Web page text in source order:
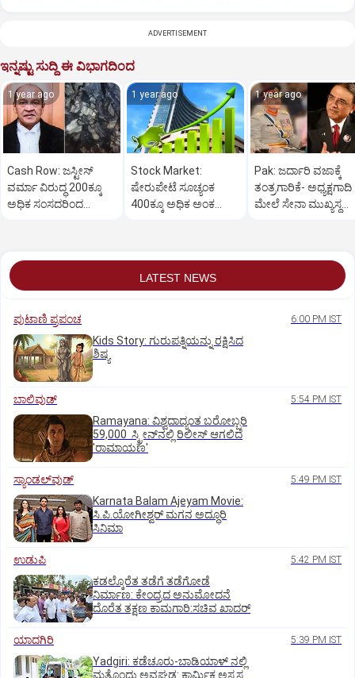
ADVERTISEMENT
ಇನ್ನಷ್ಟು ಸುದ್ದಿ ಈ ವಿಭಾಗದಿಂದ
1 year ago
Cash Row: ಜಸ್ಟೀಸ್‌
ವರ್ಮಾ ವಿರುದ್ಧ 200ಕ್ಕೂ
ಅಧಿಕ ಸಂಸದರಿಂದ
1 year ago
Stock Market:
ಷೇರುಪೇಟೆ ಸೂಚ್ಯಂಕ
400ಕ್ಕೂ ಅಧಿಕ ಅಂಕ
1 year ago
Pak: ಜರ್ದಾರಿ ವಜಾಕ್ಕೆ
ತಂತ್ರಗಾರಿಕೆ- ಅಧ್ಯಕ್ಷಗಾದಿ
ಮೇಲೆ ಸೇನಾ ಮುಖ್ಯಸ್ಥ
LATEST NEWS
ಪುಟಾಣಿ ಪ್ರಪಂಚ 6:00 PM IST
Kids Story: ಗುರುಪತ್ನಿಯನ್ನು ರಕ್ಷಿಸಿದ
ಶಿಷ್ಯ
ಬಾಲಿವುಡ್‌ 5:54 PM IST
Ramayana: ವಿಶ್ವದಾದ್ಯಂತ ಬರೋಬ್ಬರಿ
59,000 ಸ್ಕ್ರೀನ್‌ನಲ್ಲಿ ರಿಲೀಸ್‌ ಆಗಲಿದೆ
'ರಾಮಾಯಣ'
ಸ್ಯಾಂಡಲ್‌ವುಡ್‌ 5:49 PM IST
Karnata Balam Ajeyam Movie:
ಸಿ.ಪಿ.ಯೋಗೀಶ್ವರ್‌ ಮಗನ ಅದ್ಧೂರಿ
ಸಿನಿಮಾ
ಉಡುಪಿ 5:42 PM IST
ಕಡಲ್ಕೊರೆತ ತಡೆಗೆ ತಡೆಗೋಡೆ
ನಿರ್ಮಾಣ: ಕೇಂದ್ರದ ಅನುಮೋದನೆ
ದೊರೆತ ತಕ್ಷಣ ಕಾಮಗಾರಿ:ಸಚಿವ ಖಾದರ್
ಯಾದಗಿರಿ 5:39 PM IST
Yadgiri: ಕಡೆಚೂರು-ಬಾಡಿಯಾಳ್ ನಲ್ಲಿ
ಮತ್ತೊಂದು ಅವಘಡ: ಕಾರ್ಮಿಕ ಅಸ್ವಸ್ಥ